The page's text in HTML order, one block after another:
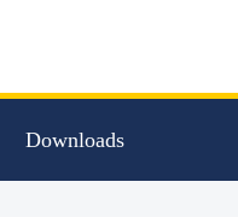
Downloads